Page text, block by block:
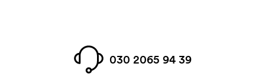
030 2065 94 39